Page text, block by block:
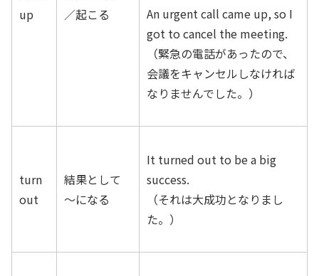
up
／起こる
An urgent call came up, so I
got to cancel the meeting.
（緊急の電話があったので、
会議をキャンセルしなければ
なりませんでした。）
turn
out
結果として
～になる
It turned out to be a big
success.
（それは大成功となりまし
た。）